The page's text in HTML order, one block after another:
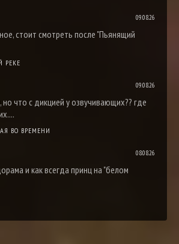
09.08.26
стоит смотреть после "Пьянящий
РЕКЕ
09.08.26
что с дикцией у озвучивающих?? где
ВО ВРЕМЕНИ
08.08.26
и как всегда принц на "белом